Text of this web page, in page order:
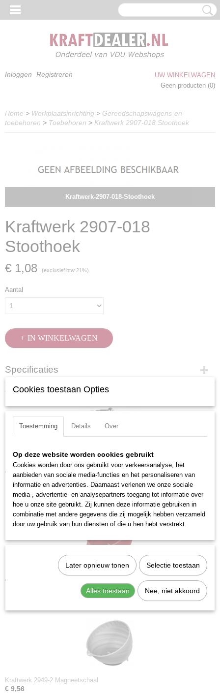
Inloggen Registreren
UW WINKELWAGEN
Geen producten (0)
Home > Werkplaatsinrichting > Gereedschapswagens-en-
toebehoren > Toebehoren > Kraftwerk 2907-018 Stoothoek
Kraftwerk-2907-018-Stoothoek
Kraftwerk 2907-018
Stoothoek
€ 1,08 (exclusief btw 21%)
Aantal
IN WINKELWAGEN
Specificaties
Productcode
EAN code
8718638930867
Productcode leverancier
Ook interessant
Kraftwerk 3903-02 Slot incl sleutels
€ 14,43
Kraftwerk 2949-1 Magneetschaal
€ 9,56
Kraftwerk 2949-2 Magneetschaal
€ 9,56
Cookies toestaan Opties
Toestemming Details Over
Op deze website worden cookies gebruikt
Cookies worden door ons gebruikt voor verkeersanalyse, het
aanbieden van sociale media-functies en het personaliseren van
informatie en advertenties. Daarnaast verlenen we onze sociale
media-, advertentie- en analysepartners toegang tot informatie over
hoe u onze site gebruikt. Zij kunnen deze informatie gebruiken in
combinatie met andere gegevens die zij mogelijk hebben verzameld
door uw gebruik van hun diensten of die u hen hebt verstrekt.
Later opnieuw tonen Selectie toestaan
Alles toestaan Nee, niet akkoord